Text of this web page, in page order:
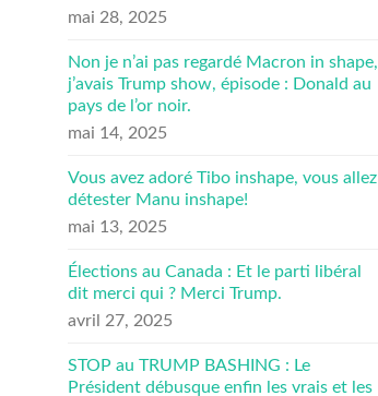
mai 28, 2025
Non je n’ai pas regardé Macron in shape,
j’avais Trump show, épisode : Donald au
pays de l’or noir.
mai 14, 2025
Vous avez adoré Tibo inshape, vous allez
détester Manu inshape!
mai 13, 2025
Élections au Canada : Et le parti libéral
dit merci qui ? Merci Trump.
avril 27, 2025
STOP au TRUMP BASHING : Le
Président débusque enfin les vrais et les